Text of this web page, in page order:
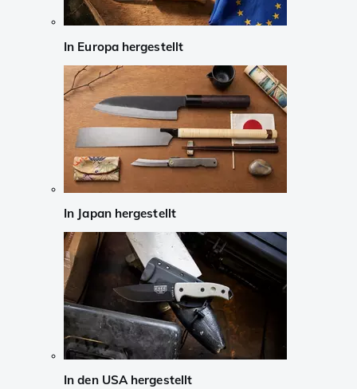
In Europa hergestellt
In Japan hergestellt
In den USA hergestellt